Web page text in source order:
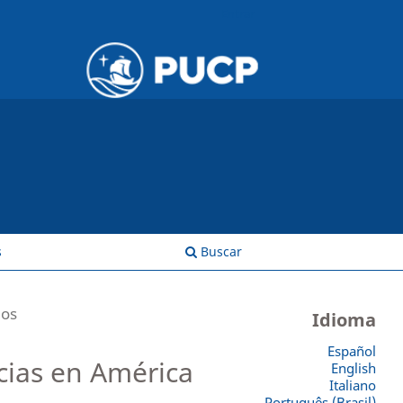
Buscar
en América
Idioma
Español
English
Italiano